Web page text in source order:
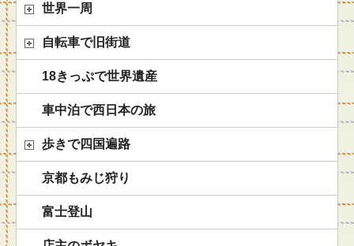
世界一周
自転車で旧街道
18きっぷで世界遺産
車中泊で西日本の旅
歩きで四国遍路
京都もみじ狩り
富士登山